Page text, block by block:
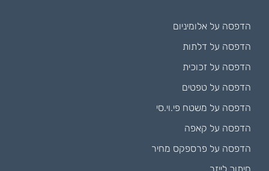
הדפסה על אלומיניום
הדפסה על דלתות
הדפסה על זכוכית
הדפסה על טפטים
הדפסה על משטח פי.וי.סי
הדפסה על קאפה
הדפסה על פרספקס מחיר
חיתוך לייזר